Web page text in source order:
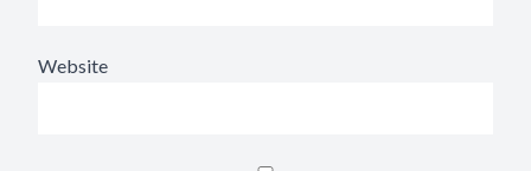
Website